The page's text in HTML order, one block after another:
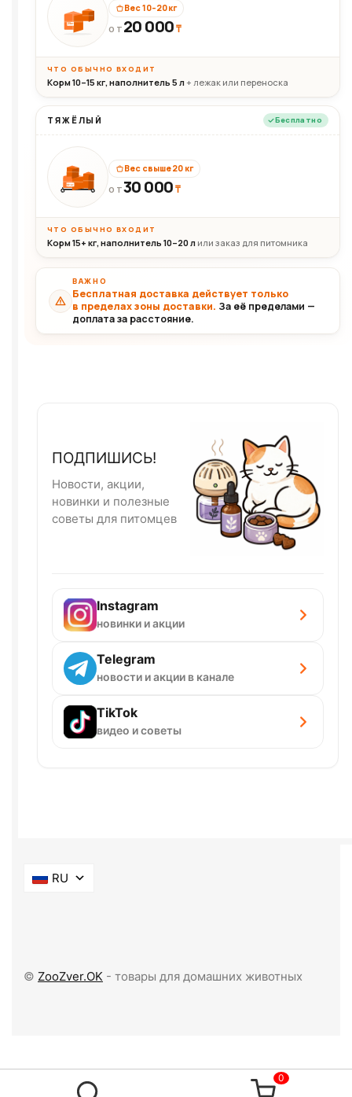
20кг
Вес 10–20 кг
ОТ 20 000₸
ЧТО ОБЫЧНО ВХОДИТ
Корм 10–15 кг, наполнитель 5 л+ лежак или переноска
ТЯЖЁЛЫЙ Бесплатно
30+кг
Вес свыше 20 кг
ОТ30 000₸
ЧТО ОБЫЧНО ВХОДИТ
Корм 15+ кг, наполнитель 10–20 л или заказ для питомника
ВАЖНО
Бесплатная доставка действует только
в пределах зоны доставки. За её пределами —
доплата за расстояние.
ПОДПИШИСЬ!
Новости, акции,
новинки и полезные
советы для питомцев
Instagram
новинки и акции
Telegram
новости и акции в канале
TikTok
видео и советы
RU
© ZooZver.OK - товары для домашних животных
0